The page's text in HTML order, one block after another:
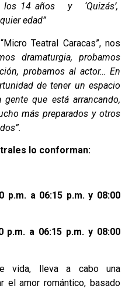
los 14 años y ‘Quizás’,
edad”
Teatral Caracas”, nos
dramaturgia, probamos
probamos al actor… En
de tener un espacio
que está arrancando,
más preparados y otros
lo conforman:
p.m. a 06:15 p.m. y 08:00
p.m. a 06:15 p.m. y 08:00
vida, lleva a cabo una
el amor romántico, basado